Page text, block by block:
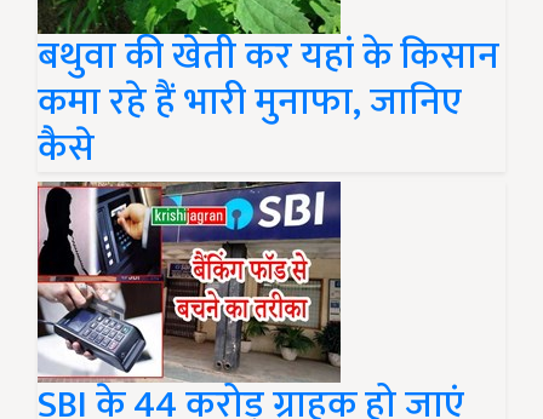
बथुवा की खेती कर यहां के किसान
कमा रहे हैं भारी मुनाफा, जानिए
कैसे
SBI के 44 करोड़ ग्राहक हो जाएं